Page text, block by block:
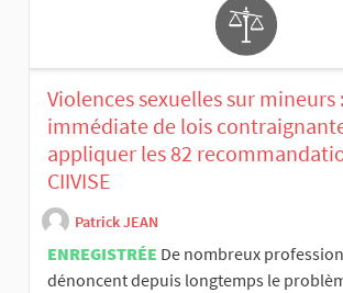
Violences sexuelles sur
immédiate de lois
appliquer les 82
CIIVISE
Patrick JEAN
ENREGISTRÉE De nombreux
dénoncent depuis longtemps le